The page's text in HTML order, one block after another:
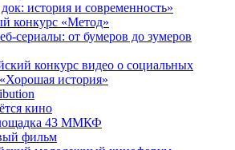
история и современность»
конкурс «Метод»
сериалы: от бумеров до зумеров
конкурс видео о социальных
история»
кино
43 ММКФ
фильм